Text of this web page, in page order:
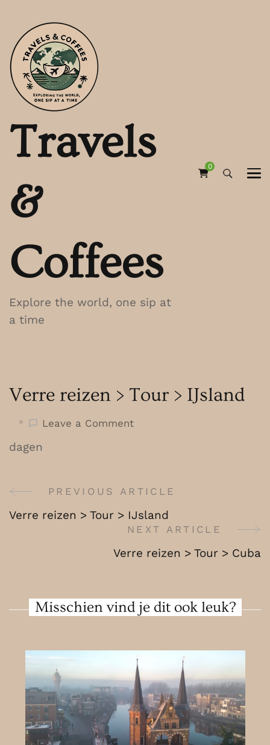
Travels
&
Coffees
Explore the world, one sip at
a time
0
Verre reizen > Tour > IJsland
Leave a Commenton
IJsland
dagen
Post
Navigation
PREVIOUS ARTICLE
Verre reizen > Tour > IJsland
NEXT ARTICLE
Verre reizen > Tour > Cuba
Misschien vind je dit ook leuk?